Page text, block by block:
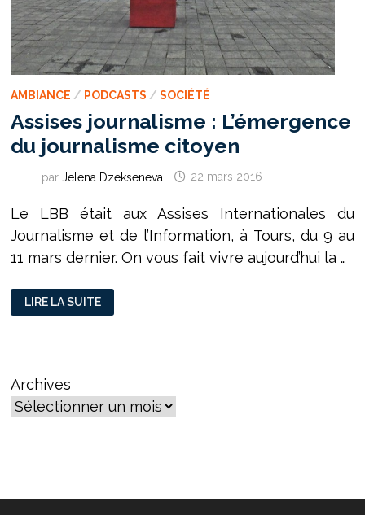
AMBIANCE / PODCASTS / SOCIÉTÉ
Assises journalisme : L’émergence
du journalisme citoyen
par Jelena Dzekseneva 22 mars 2016
Le LBB était aux Assises Internationales du
Journalisme et de l’Information, à Tours, du 9 au
11 mars dernier. On vous fait vivre aujourd’hui la …
ASSISES
JOURNALISME
:
LIRE LA SUITE
Archives